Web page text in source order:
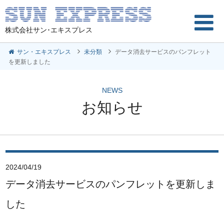
株式会社サン･エキスプレス
サン・エキスプレス 未分類
データ消去サービスのパンフレット
を更新しました
NEWS
お知らせ
2024/04/19
データ消去サービスのパンフレットを更新しま
した